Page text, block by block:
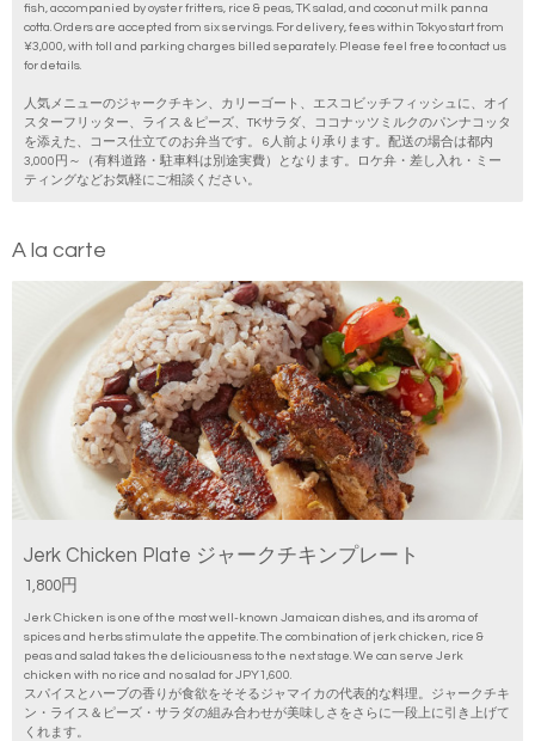
fish, accompanied by oyster fritters, rice & peas, TK salad, and coconut milk panna
cotta. Orders are accepted from six servings. For delivery, fees within Tokyo start from
¥3,000, with toll and parking charges billed separately. Please feel free to contact us
for details.
人気メニューのジャークチキン、カリーゴート、エスコビッチフィッシュに、オイ
スターフリッター、ライス＆ピーズ、TKサラダ、ココナッツミルクのパンナコッタ
を添えた、コース仕立てのお弁当です。 6人前より承ります。配送の場合は都内
3,000円～（有料道路・駐車料は別途実費）となります。ロケ弁・差し入れ・ミー
ティングなどお気軽にご相談ください。
A la carte
Jerk Chicken Plate ジャークチキンプレート
1,800円
Jerk Chicken is one of the most well-known Jamaican dishes, and its aroma of
spices and herbs stimulate the appetite. The combination of jerk chicken, rice &
peas and salad takes the deliciousness to the next stage. We can serve Jerk
chicken with no rice and no salad for JPY1,600.
スパイスとハーブの香りが食欲をそそるジャマイカの代表的な料理。ジャークチキ
ン・ライス＆ピーズ・サラダの組み合わせが美味しさをさらに一段上に引き上げて
くれます。